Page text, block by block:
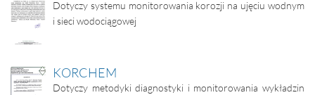
Dotyczy systemu monitorowania korozji na ujęciu wodnym
i sieci wodociągowej
KORCHEM
Dotyczy metodyki diagnostyki i monitorowania wykładzin